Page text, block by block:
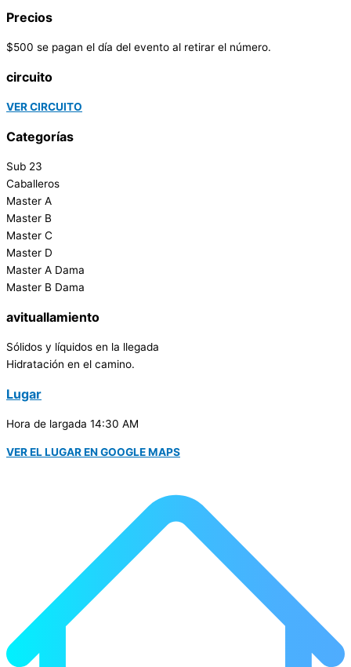
Precios
$500 se pagan el día del evento al retirar el número.
circuito
VER CIRCUITO
Categorías
Sub 23
Caballeros
Master A
Master B
Master C
Master D
Master A Dama
Master B Dama
avituallamiento
Sólidos y líquidos en la llegada
Hidratación en el camino.
Lugar
Hora de largada 14:30 AM
VER EL LUGAR EN GOOGLE MAPS